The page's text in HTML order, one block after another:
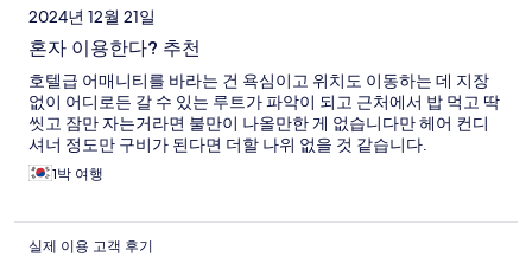
2024년 12월 21일
혼자 이용한다? 추천
호텔급 어매니티를 바라는 건 욕심이고 위치도 이동하는 데 지장
없이 어디로든 갈 수 있는 루트가 파악이 되고 근처에서 밥 먹고 딱
씻고 잠만 자는거라면 불만이 나올만한 게 없습니다만 헤어 컨디
셔너 정도만 구비가 된다면 더할 나위 없을 것 같습니다.
1박 여행
실제 이용 고객 후기